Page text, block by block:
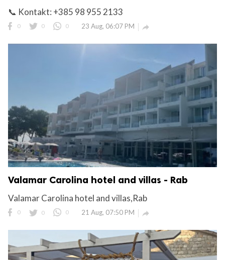
📞 Kontakt: +385 98 955 2133
0 0 0 23 Aug, 06:07 PM 
Valamar Carolina hotel and villas - Rab
Valamar Carolina hotel and villas,Rab
0 0 0 21 Aug, 07:50 PM 